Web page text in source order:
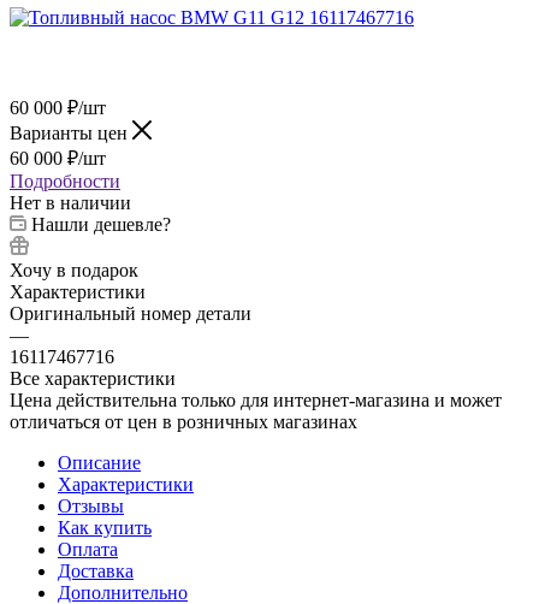
60 000 ₽/шт
Варианты цен
60 000 ₽/шт
Подробности
Нет в наличии
Нашли дешевле?
Хочу в подарок
Характеристики
Оригинальный номер детали
—
16117467716
Все характеристики
Цена действительна только для интернет-магазина и может
отличаться от цен в розничных магазинах
Описание
Характеристики
Отзывы
Как купить
Оплата
Доставка
Дополнительно